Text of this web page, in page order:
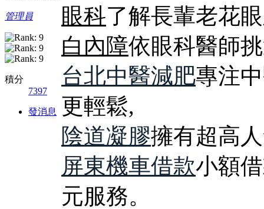
管理員
積分
7397
發消息
眼科了解長輩老花
白內障依眼科醫師
台北中醫減肥專注
更輕鬆,
陰道凝膠擁有超高
屏東機車借款小額
元服務。